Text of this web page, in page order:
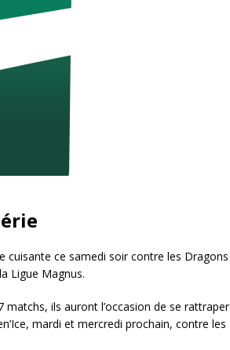
cuisante ce samedi soir contre les
Ligue Magnus.
ils auront l’occasion de se
mardi et mercredi prochain, contre les